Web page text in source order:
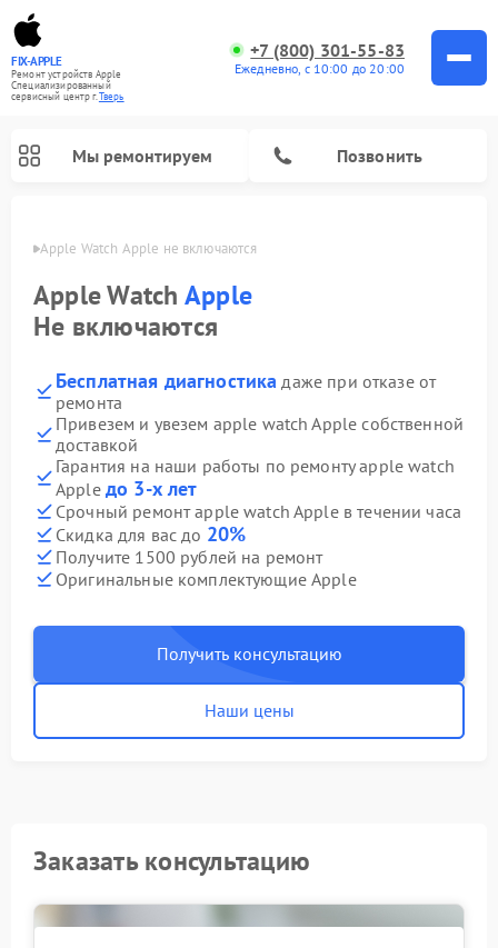
FIX-APPLE
Ремонт устройств Apple
Специализированный
cервисный центр г.Тверь
+7 (800) 301-55-83
Ежедневно, с 10:00 до 20:00
Мы ремонтируем Позвонить
Apple Watch Apple не включаются
Apple Watch Apple
Не включаются
Бесплатная диагностика даже при отказе от
ремонта
Привезем и увезем apple watch Apple собственной
доставкой
Гарантия на наши работы по ремонту apple watch
Apple до 3-х лет
Срочный ремонт apple watch Apple в течении часа
Скидка для вас до 20%
Получите 1500 рублей на ремонт
Оригинальные комплектующие Apple
Получить консультацию
Наши цены
Заказать консультацию